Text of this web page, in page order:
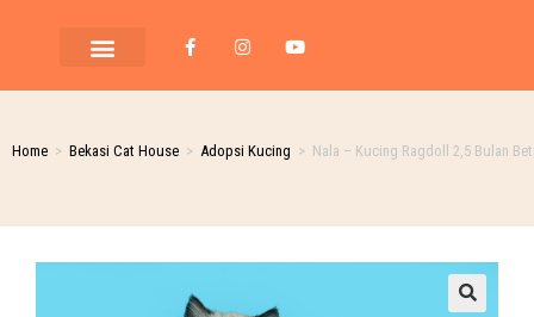
Home > Bekasi Cat House > Adopsi Kucing > Nala – Kucing Ragdoll 2,5 Bulan